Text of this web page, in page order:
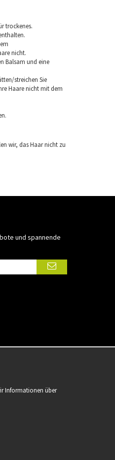
trockenes.
nicht.
Balsam und eine
streichen Sie
Haare nicht mit dem
wir, das Haar nicht zu
und spannende
Informationen über